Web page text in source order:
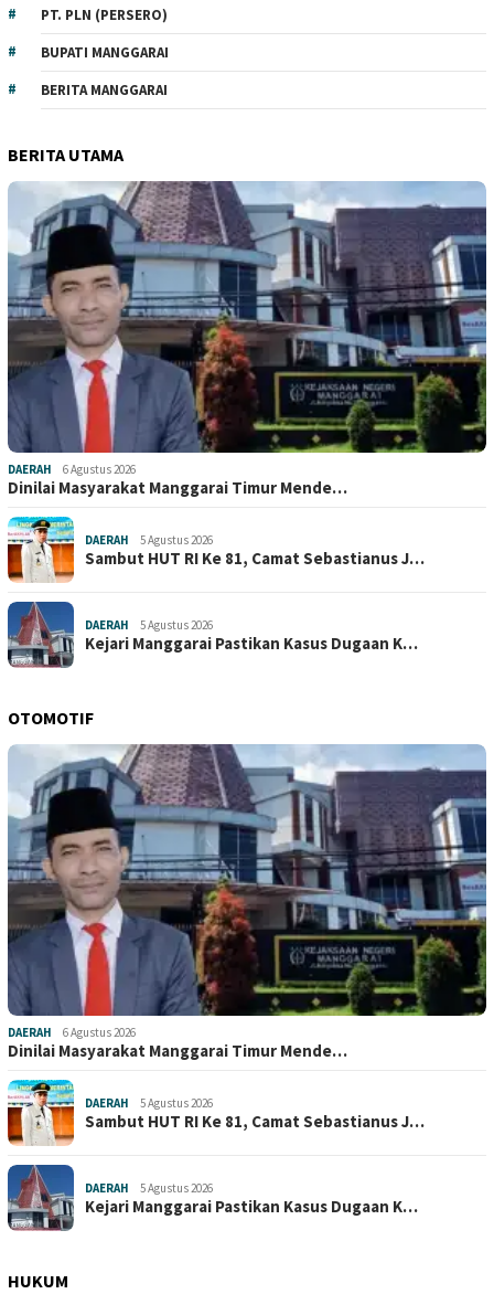
PT. PLN (PERSERO)
BUPATI MANGGARAI
BERITA MANGGARAI
BERITA UTAMA
DAERAH 6 Agustus 2026
Dinilai Masyarakat Manggarai Timur Mende…
DAERAH 5 Agustus 2026
Sambut HUT RI Ke 81, Camat Sebastianus J…
DAERAH 5 Agustus 2026
Kejari Manggarai Pastikan Kasus Dugaan K…
OTOMOTIF
DAERAH 6 Agustus 2026
Dinilai Masyarakat Manggarai Timur Mende…
DAERAH 5 Agustus 2026
Sambut HUT RI Ke 81, Camat Sebastianus J…
DAERAH 5 Agustus 2026
Kejari Manggarai Pastikan Kasus Dugaan K…
HUKUM